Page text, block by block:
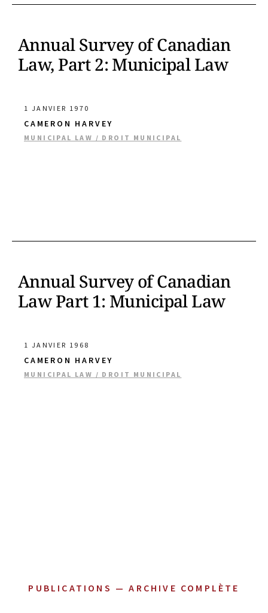
Annual Survey of Canadian
Law, Part 2: Municipal Law
1 JANVIER 1970
CAMERON HARVEY
MUNICIPAL LAW / DROIT MUNICIPAL
Annual Survey of Canadian
Law Part 1: Municipal Law
1 JANVIER 1968
CAMERON HARVEY
MUNICIPAL LAW / DROIT MUNICIPAL
PUBLICATIONS — ARCHIVE COMPLÈTE